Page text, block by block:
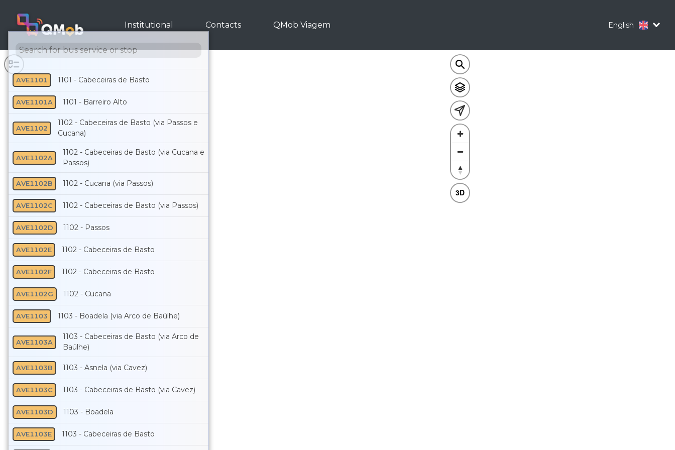
Institutional Contacts QMob Viagem English
AVE1101 1101 - Cabeceiras de Basto
AVE1101A 1101 - Barreiro Alto
AVE1102
1102 - Cabeceiras de Basto (via Passos e
Cucana)
AVE1102A
1102 - Cabeceiras de Basto (via Cucana e
Passos)
AVE1102B 1102 - Cucana (via Passos)
AVE1102C 1102 - Cabeceiras de Basto (via Passos)
AVE1102D 1102 - Passos
AVE1102E 1102 - Cabeceiras de Basto
AVE1102F 1102 - Cabeceiras de Basto
AVE1102G 1102 - Cucana
AVE1103 1103 - Boadela (via Arco de Baúlhe)
AVE1103A
1103 - Cabeceiras de Basto (via Arco de
Baúlhe)
AVE1103B 1103 - Asnela (via Cavez)
AVE1103C 1103 - Cabeceiras de Basto (via Cavez)
AVE1103D 1103 - Boadela
AVE1103E 1103 - Cabeceiras de Basto